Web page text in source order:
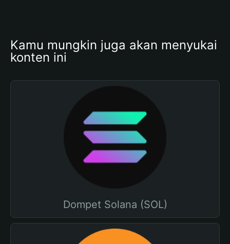
Kamu mungkin juga akan menyukai
konten ini
Dompet Solana (SOL)